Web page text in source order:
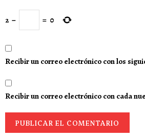
2 − = 0
Recibir un correo electrónico con los
Recibir un correo electrónico con cada